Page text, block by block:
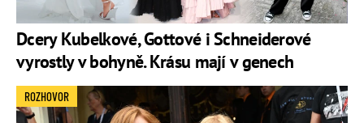
Dcery Kubelkové, Gottové i Schneiderové
vyrostly v bohyně. Krásu mají v genech
ROZHOVOR